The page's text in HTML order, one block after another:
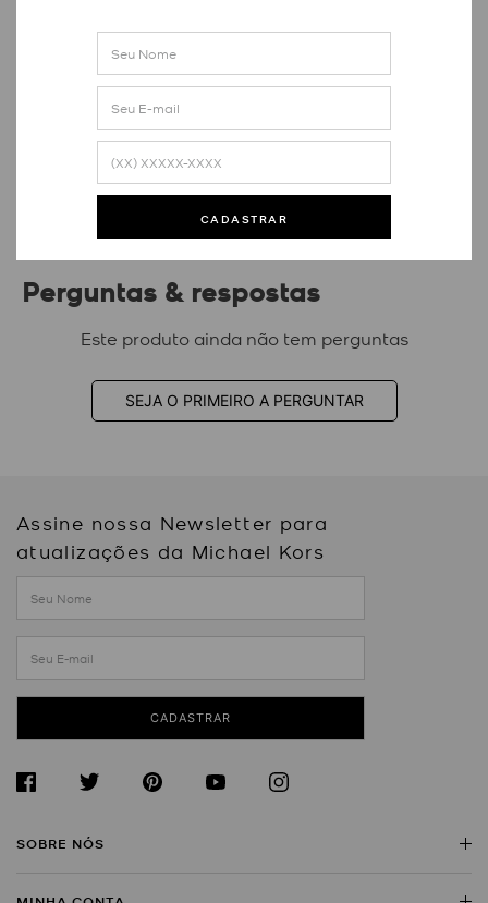
CADASTRAR
Avaliações
Este produto ainda não tem avaliações
SEJA O PRIMEIRO A AVALIAR
Perguntas & respostas
Este produto ainda não tem perguntas
SEJA O PRIMEIRO A PERGUNTAR
Assine nossa Newsletter para
atualizações da Michael Kors
CADASTRAR
SOBRE NÓS